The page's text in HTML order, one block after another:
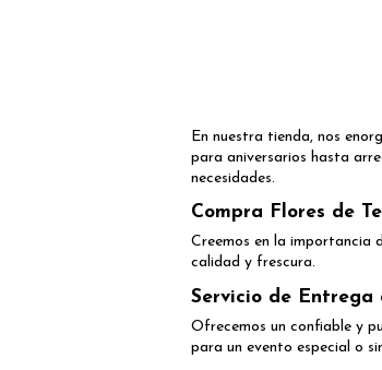
En nuestra tienda, nos
para aniversarios hasta
necesidades.
Compra Flores de
Creemos en la importancia
calidad y frescura.
Servicio de Entrega
Ofrecemos un confiable y
para un evento especial o